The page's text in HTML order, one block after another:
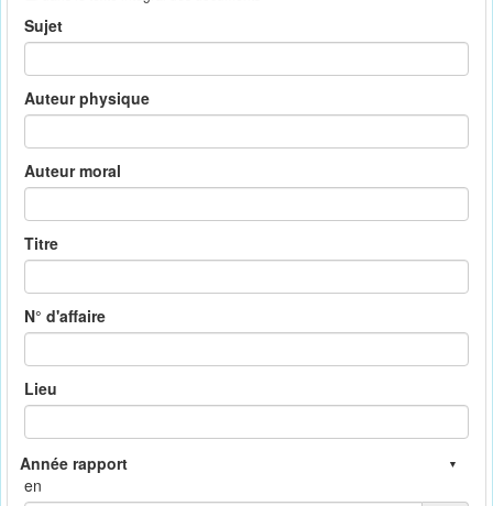
Sujet
Auteur physique
Auteur moral
Titre
N° d'affaire
Lieu
en